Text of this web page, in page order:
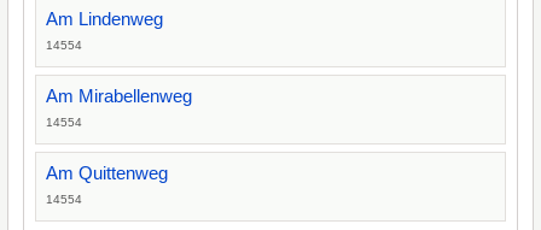
Am Lindenweg
14554
Am Mirabellenweg
14554
Am Quittenweg
14554